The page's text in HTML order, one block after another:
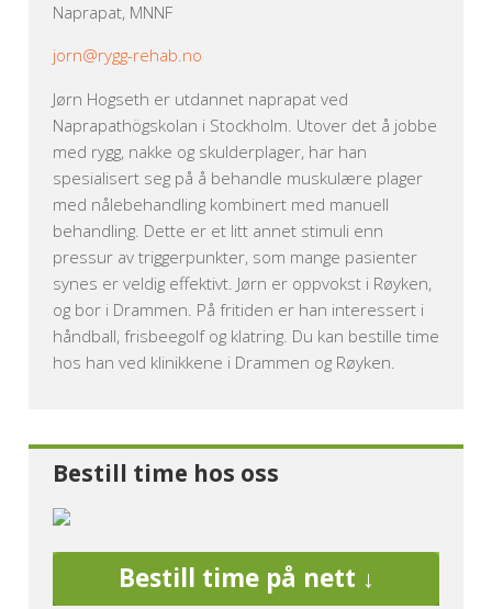
Naprapat, MNNF
jorn@rygg-rehab.no
Jørn Hogseth er utdannet naprapat ved
Naprapathögskolan i Stockholm. Utover det å jobbe
med rygg, nakke og skulderplager, har han
spesialisert seg på å behandle muskulære plager
med nålebehandling kombinert med manuell
behandling. Dette er et litt annet stimuli enn
pressur av triggerpunkter, som mange pasienter
synes er veldig effektivt. Jørn er oppvokst i Røyken,
og bor i Drammen. På fritiden er han interessert i
håndball, frisbeegolf og klatring. Du kan bestille time
hos han ved klinikkene i Drammen og Røyken.
Bestill time hos oss
Bestill time på nett ↓